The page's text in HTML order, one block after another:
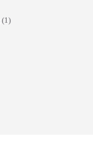
(1)